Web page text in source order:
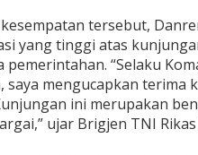
r
L
a
m
p
u
n
g
tersebut,
yang tinggi atas
pemerintahan. “Selaku
saya mengucapkan terima
ini merupakan
ujar Brigjen TNI